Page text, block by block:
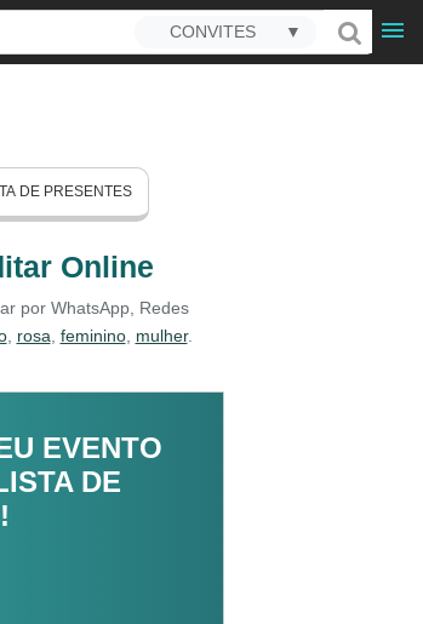
CONVITES ▼
DE PRESENTES
Online
por WhatsApp, Redes
, rosa feminino, mulher.
EVENTO
DE